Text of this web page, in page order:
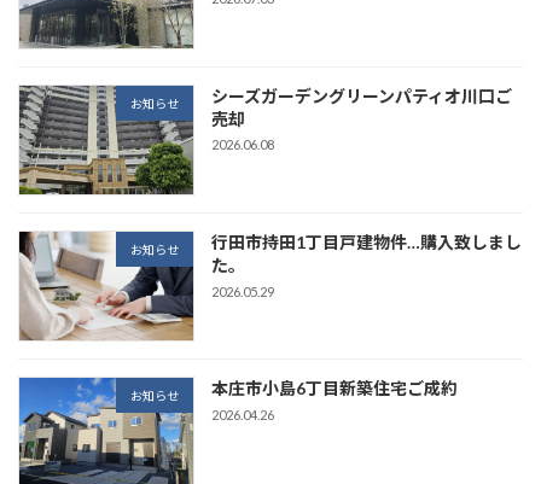
お知らせ
シーズガーデングリーンパティオ川口ご
売却
2026.06.08
お知らせ
行田市持田1丁目戸建物件…購入致しまし
た。
2026.05.29
お知らせ 本庄市小島6丁目新築住宅ご成約
2026.04.26